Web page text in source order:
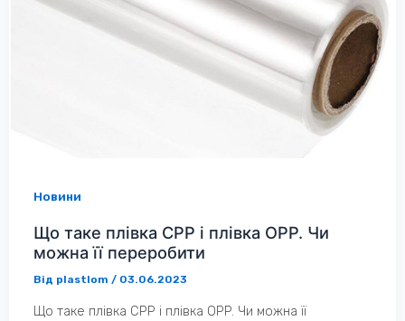
Новини
Що таке плівка СРР і плівка OPP. Чи
можна її переробити
Від plastlom / 03.06.2023
Що таке плівка СРР і плівка OPP. Чи можна її